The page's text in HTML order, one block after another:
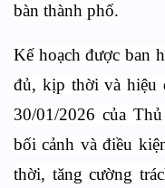
bàn thành phố.
Kế hoạch được ban
đủ, kịp thời và hiệu
30/01/2026 của
bối cảnh và điều
thời, tăng cường